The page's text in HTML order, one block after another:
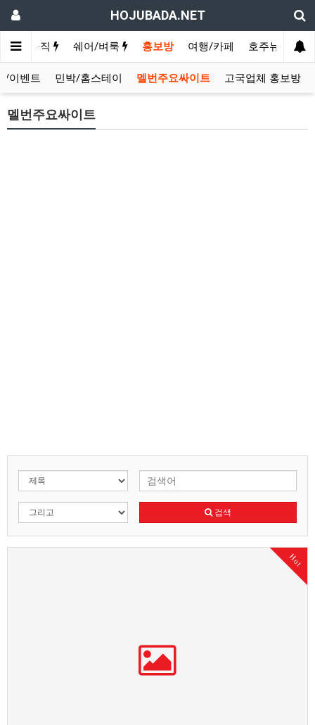
HOJUBADA.NET
구인/구직 쉐어/벼룩 홍보방 여행/카페 호주뉴스
/이벤트 민박/홈스테이 멜번주요싸이트 고국업체 홍보방
멜번주요싸이트
검색
Hot